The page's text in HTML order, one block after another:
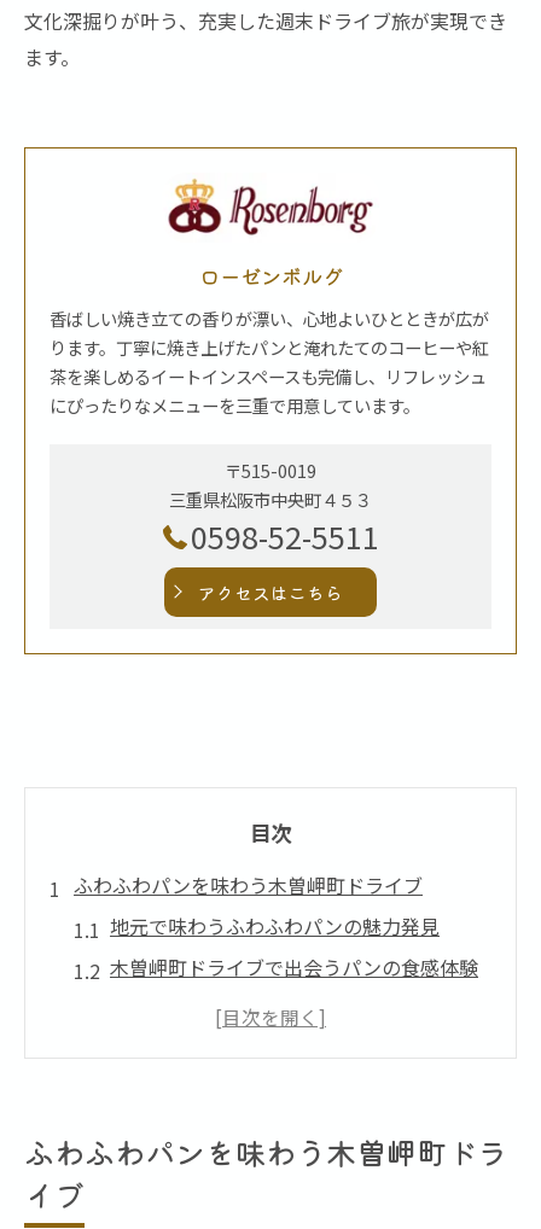
文化深掘りが叶う、充実した週末ドライブ旅が実現でき
ます。
ローゼンボルグ
香ばしい焼き立ての香りが漂い、心地よいひとときが広が
ります。丁寧に焼き上げたパンと淹れたてのコーヒーや紅
茶を楽しめるイートインスペースも完備し、リフレッシュ
にぴったりなメニューを三重で用意しています。
〒515-0019
三重県松阪市中央町４５３
0598-52-5511
アクセスはこちら
目次
ふわふわパンを味わう木曽岬町ドライブ
地元で味わうふわふわパンの魅力発見
木曽岬町ドライブで出会うパンの食感体験
パン好きが集う木曽岬町の穴場スポットと
方
木曽岬町で楽しむ食べ比べパン旅体験
ふわふわパンを味わう木曽岬町ドラ
イブ